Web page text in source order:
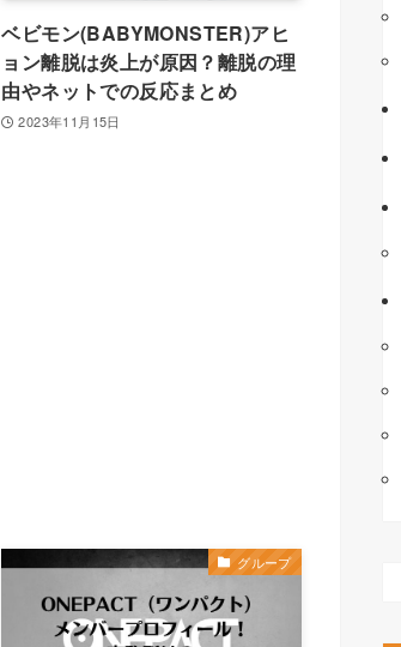
ベビモン(BABYMONSTER)アヒ
ョン離脱は炎上が原因？離脱の理
由やネットでの反応まとめ
2023年11月15日
グループ